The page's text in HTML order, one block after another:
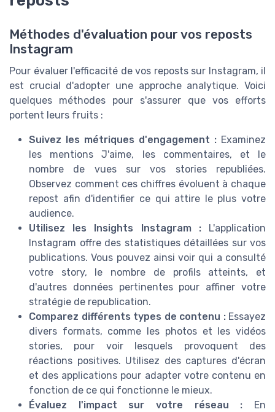
Méthodes d'évaluation pour vos reposts
Instagram
Pour évaluer l'efficacité de vos reposts sur Instagram, il
est crucial d'adopter une approche analytique. Voici
quelques méthodes pour s'assurer que vos efforts
portent leurs fruits :
Suivez les métriques d'engagement : Examinez
les mentions J'aime, les commentaires, et le
nombre de vues sur vos stories republiées.
Observez comment ces chiffres évoluent à chaque
repost afin d'identifier ce qui attire le plus votre
audience.
Utilisez les Insights Instagram :L'application
Instagram offre des statistiques détaillées sur vos
publications. Vous pouvez ainsi voir qui a consulté
votre story, le nombre de profils atteints, et
d'autres données pertinentes pour affiner votre
stratégie de republication.
Comparez différents types de contenu :Essayez
divers formats, comme les photos et les vidéos
stories, pour voir lesquels provoquent des
réactions positives. Utilisez des captures d'écran
et des applications pour adapter votre contenu en
fonction de ce qui fonctionne le mieux.
Évaluez l'impact sur votre réseau : En